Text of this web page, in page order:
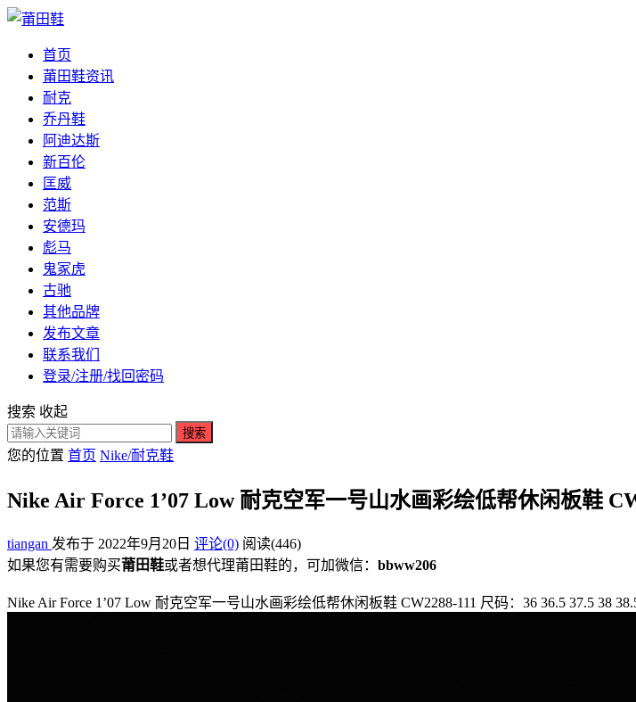
首页
莆田鞋资讯
耐克
乔丹鞋
阿迪达斯
新百伦
匡威
范斯
安德玛
彪马
鬼冢虎
古驰
其他品牌
发布文章
联系我们
登录/注册/找回密码
搜索 收起
搜索
您的位置 首页 Nike/耐克鞋
Nike Air Force 1’07 Low 耐克空军一号山水画彩绘低帮休闲板鞋
tiangan 发布于 2022年9月20日 评论(0) 阅读(446)
如果您有需要购买莆田鞋或者想代理莆田鞋的，可加微信： bbww206
Nike Air Force 1’07 Low 耐克空军一号山水画彩绘低帮休闲板鞋 CW2288-111 尺码：36 36.5 37.5 38